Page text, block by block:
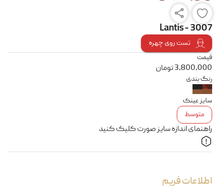
Lantis - 3007
تست روی چهره
قیمت
3,800,000تومان
رنگ بندی
سایز عینک
متوسط
راهنمای اندازه سایز صورت کلیک کنید
اطلاعات فریم